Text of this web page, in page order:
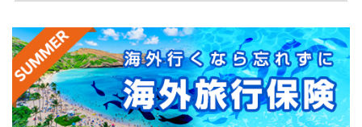
このように、弁護士保険は日常生活にかかわるさまざま
なトラブルで、弁護士による専門的なサポートを受けた
いときの費用の負担を軽減できます。